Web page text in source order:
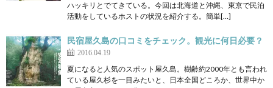
ハッキリとでてきている。今回は北海道と沖縄、東京で民泊
活動をしているホストの状況を紹介する。簡単[…]
民宿屋久島の口コミをチェック。観光に何日必要？
2016.04.19
夏になると人気のスポット屋久島。樹齢約2000年とも言われ
ている屋久杉を一目みたいと、日本全国どころか、世界中か